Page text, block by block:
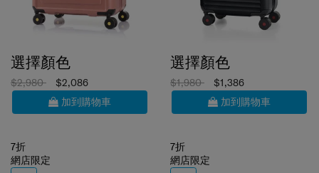
選擇顏色
$2,980
$2,086
加到購物車
7折
網店限定
選擇顏色
$1,980
$1,386
加到購物車
7折
網店限定